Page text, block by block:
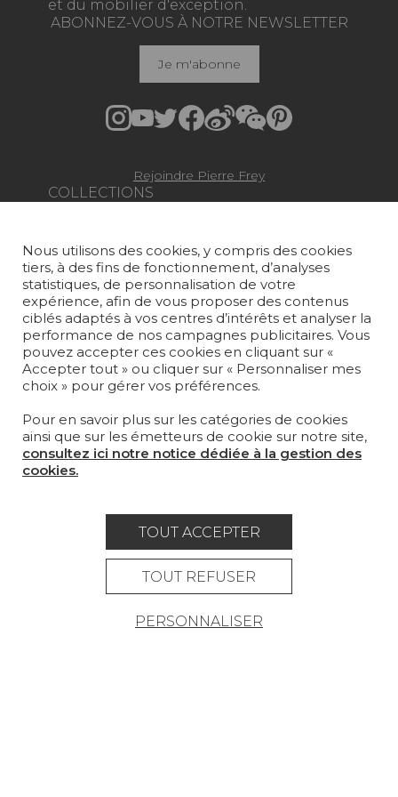
et du mobilier d'exception.
COLLECTIONS
PAPIERS PEINTS
TAPIS ET MOQUETTES
MOBILIER
PROJETS
SUR-MESURE
MAGAZINE
LA MAISON
ABONNEZ-VOUS À NOTRE NEWSLETTER
Je m'abonne
Rejoindre Pierre Frey
Nous utilisons des cookies, y compris des cookies
tiers, à des fins de fonctionnement, d’analyses
statistiques, de personnalisation de votre
expérience, afin de vous proposer des contenus
ciblés adaptés à vos centres d’intérêts et analyser la
performance de nos campagnes publicitaires. Vous
pouvez accepter ces cookies en cliquant sur «
Accepter tout » ou cliquer sur « Personnaliser mes
choix » pour gérer vos préférences.
Pour en savoir plus sur les catégories de cookies
ainsi que sur les émetteurs de cookie sur notre site,
consultez ici notre notice dédiée à la gestion des
cookies.
TOUT ACCEPTER
TOUT REFUSER
PERSONNALISER